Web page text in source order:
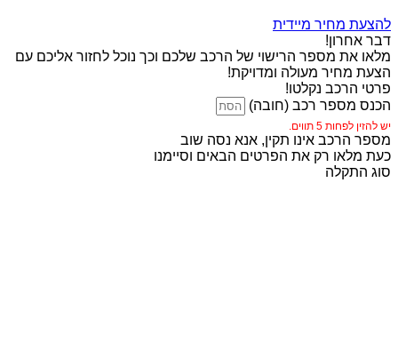
להצעת מחיר מיידית
דבר אחרון!
מלאו את מספר הרישוי של הרכב שלכם וכך נוכל לחזור אליכם עם
הצעת מחיר מעולה ומדויקת!
פרטי הרכב נקלטו!
הכנס מספר רכב (חובה)
יש להזין לפחות 5 תווים.
מספר הרכב אינו תקין, אנא נסה שוב
כעת מלאו רק את הפרטים הבאים וסיימנו
סוג התקלה